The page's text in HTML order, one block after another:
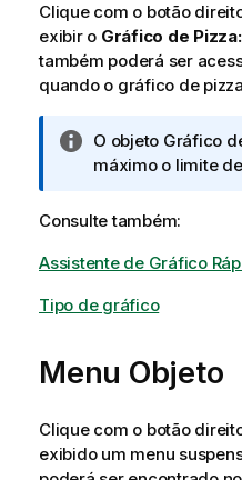
Clique com o botão
exibir o Gráfico de
também poderá ser
quando o gráfico de
N
o
a
n
o
a
i
v
O objeto Gráfico
máximo o limite
Consulte também:
Assistente de Gráfico
Tipo de gráfico
Menu Objeto
Clique com o botão
exibido um menu